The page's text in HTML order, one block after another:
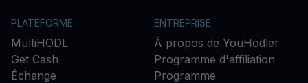
PLATEFORME
MultiHODL
Get Cash
Échange
ENTREPRISE
À propos de YouHodler
Programme d'affiliation
Programme